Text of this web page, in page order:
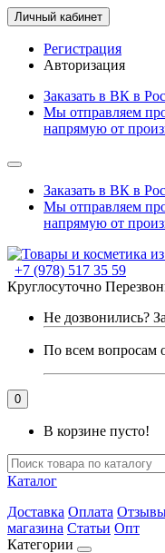
Личный кабинет
Регистрация
Авторизация
Заказать в ВК в
Мы отправляем
напрямую от
Заказать в ВК в
Мы отправляем
напрямую от
+7 (978) 517 35 59
Круглосуточно
Не дозвонились?
По всем вопросам
0
В корзине пусто!
Каталог
Доставка Оплата
магазина Статьи Опт
Категории